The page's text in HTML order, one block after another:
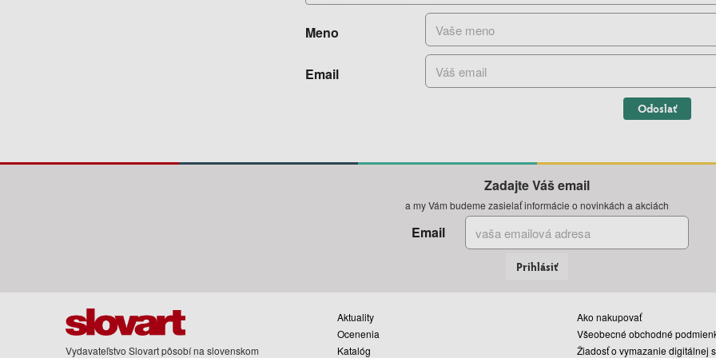
Meno
Email
Odoslať
Zadajte Váš email
a my Vám budeme zasielať informácie o novinkách a akciách
Email
Prihlásiť
Vydavateľstvo Slovart pôsobí na slovenskom
Aktuality
Ocenenia
Katalóg
Ako nakupovať
Všeobecné obchodné
Žiadosť o vymazanie digitálnej